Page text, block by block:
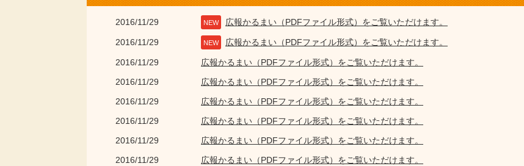
2016/11/29 NEW 広報かるまい（PDFファイル形式）をご覧いただけます。
2016/11/29 NEW 広報かるまい（PDFファイル形式）をご覧いただけます。
2016/11/29
広報かるまい（PDFファイル形式）をご覧いただけます。
2016/11/29
広報かるまい（PDFファイル形式）をご覧いただけます。
2016/11/29
広報かるまい（PDFファイル形式）をご覧いただけます。
2016/11/29
広報かるまい（PDFファイル形式）をご覧いただけます。
2016/11/29
広報かるまい（PDFファイル形式）をご覧いただけます。
2016/11/29
広報かるまい（PDFファイル形式）をご覧いただけます。